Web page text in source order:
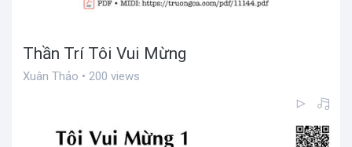
Thần Trí Tôi Vui Mừng
Xuân Thảo • 200 views